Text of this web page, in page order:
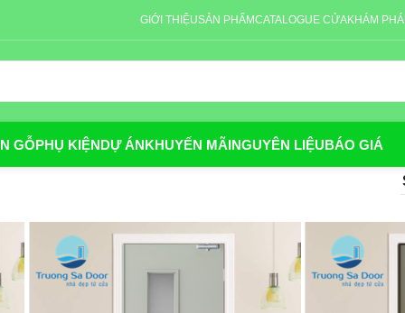
GIỚI THIỆUSẢN PHẨMCATALOGUE CỬAKHÁM PHÁ
GỖPHỤ KIỆNDỰ ÁNKHUYẾN MÃINGUYÊN LIỆUBÁO GIÁ